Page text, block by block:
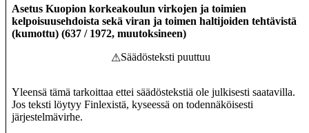
Asetus Kuopion korkeakoulun virkojen ja toimien
kelpoisuusehdoista sekä viran ja toimen haltijoiden tehtävistä
(kumottu) (637 / 1972, muutoksineen)
⚠Säädösteksti puuttuu
Yleensä tämä tarkoittaa ettei säädöstekstiä ole julkisesti saatavilla.
Jos teksti löytyy Finlexistä, kyseessä on todennäköisesti
järjestelmävirhe.